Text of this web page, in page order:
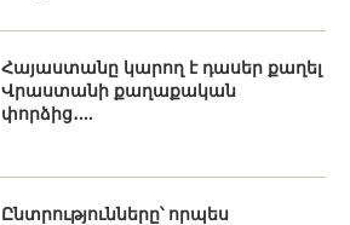
Հայաստանը կարող է դասեր քաղել
Վրաստանի քաղաքական
փորձից․...
Ընտրությունները՝ որպես